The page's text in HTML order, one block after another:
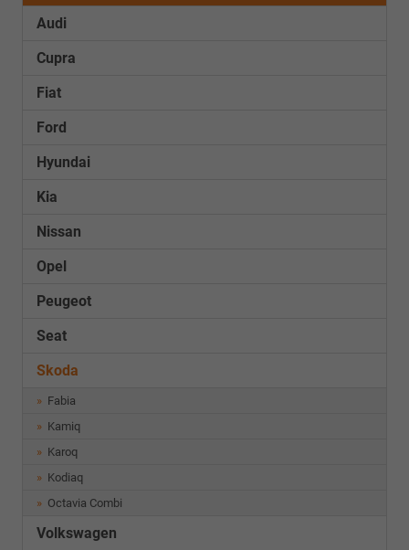
Audi
Cupra
Fiat
Ford
Hyundai
Kia
Nissan
Opel
Peugeot
Seat
Skoda
Fabia
Kamiq
Karoq
Kodiaq
Octavia Combi
Volkswagen